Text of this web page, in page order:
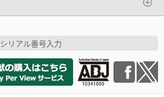
シリアル番号入力